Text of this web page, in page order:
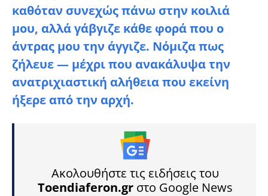
καθόταν συνεχώς πάνω στην κοιλιά
μου, αλλά γάβγιζε κάθε φορά που ο
άντρας μου την άγγιζε. Νόμιζα πως
ζήλευε — μέχρι που ανακάλυψα την
ανατριχιαστική αλήθεια που εκείνη
ήξερε από την αρχή.
Ακολουθήστε τις ειδήσεις του
Toendiaferon.gr στο Google News